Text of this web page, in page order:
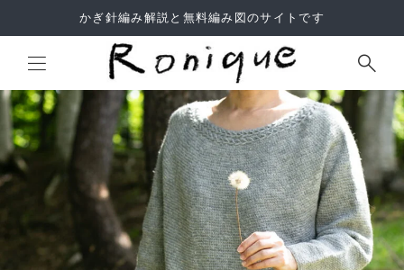
かぎ針編み解説と無料編み図のサイトです
Site Search